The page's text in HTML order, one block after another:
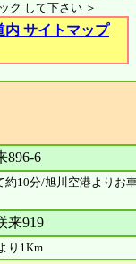
して下さい ＞
内 サイトマップ
896-6
約10分/旭川空港よりお
来919
り1Km